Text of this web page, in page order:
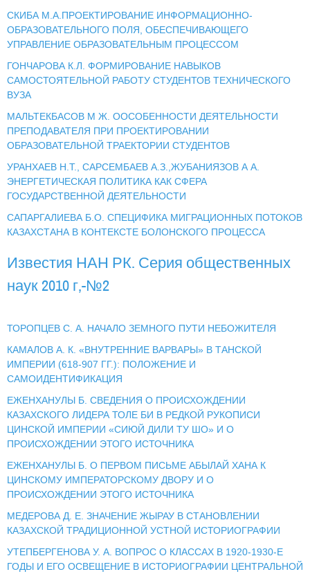
СКИБА М.А.ПРОЕКТИРОВАНИЕ ИНФОРМАЦИОННО-
ОБРАЗОВАТЕЛЬНОГО ПОЛЯ, ОБЕСПЕЧИВАЮЩЕГО
УПРАВЛЕНИЕ ОБРАЗОВАТЕЛЬНЫМ ПРОЦЕССОМ
ГОНЧАРОВА К.Л. ФОРМИРОВАНИЕ НАВЫКОВ
САМОСТОЯТЕЛЬНОЙ РАБОТУ СТУДЕНТОВ ТЕХНИЧЕСКОГО
ВУЗА
МАЛЬТЕКБАСОВ М Ж. ООСОБЕННОСТИ ДЕЯТЕЛЬНОСТИ
ПРЕПОДАВАТЕЛЯ ПРИ ПРОЕКТИРОВАНИИ
ОБРАЗОВАТЕЛЬНОЙ ТРАЕКТОРИИ СТУДЕНТОВ
УРАНХАЕВ Н.Т., САРСЕМБАЕВ А.З.,ЖУБАНИЯЗОВ А А.
ЭНЕРГЕТИЧЕСКАЯ ПОЛИТИКА КАК СФЕРА
ГОСУДАРСТВЕННОЙ ДЕЯТЕЛЬНОСТИ
САПАРГАЛИЕВА Б.О. СПЕЦИФИКА МИГРАЦИОННЫХ ПОТОКОВ
КАЗАХСТАНА В КОНТЕКСТЕ БОЛОНСКОГО ПРОЦЕССА
Известия НАН РК. Серия общественных
наук 2010 г,-№2
ТОРОПЦЕВ С. А. НАЧАЛО ЗЕМНОГО ПУТИ НЕБОЖИТЕЛЯ
КАМАЛОВ А. К. «ВНУТРЕННИЕ ВАРВАРЫ» В ТАНСКОЙ
ИМПЕРИИ (618-907 ГГ.): ПОЛОЖЕНИЕ И
САМОИДЕНТИФИКАЦИЯ
ЕЖЕНХАНУЛЫ Б. СВЕДЕНИЯ О ПРОИСХОЖДЕНИИ
КАЗАХСКОГО ЛИДЕРА ТОЛЕ БИ В РЕДКОЙ РУКОПИСИ
ЦИНСКОЙ ИМПЕРИИ «СИЮЙ ДИЛИ ТУ ШО» И О
ПРОИСХОЖДЕНИИ ЭТОГО ИСТОЧНИКА
ЕЖЕНХАНУЛЫ Б. О ПЕРВОМ ПИСЬМЕ АБЫЛАЙ ХАНА К
ЦИНСКОМУ ИМПЕРАТОРСКОМУ ДВОРУ И О
ПРОИСХОЖДЕНИИ ЭТОГО ИСТОЧНИКА
МЕДЕРОВА Д. Е. ЗНАЧЕНИЕ ЖЫРАУ В СТАНОВЛЕНИИ
КАЗАХСКОЙ ТРАДИЦИОННОЙ УСТНОЙ ИСТОРИОГРАФИИ
УТЕПБЕРГЕНОВА У. А. ВОПРОС О КЛАССАХ В 1920-1930-Е
ГОДЫ И ЕГО ОСВЕЩЕНИЕ В ИСТОРИОГРАФИИ ЦЕНТРАЛЬНОЙ